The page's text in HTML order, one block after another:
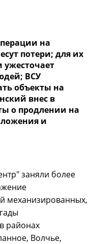
на
потери; для их
ВСУ
объекты на
внес в
о продлении на
и
заняли более
механизированных,
районах
Волчье,